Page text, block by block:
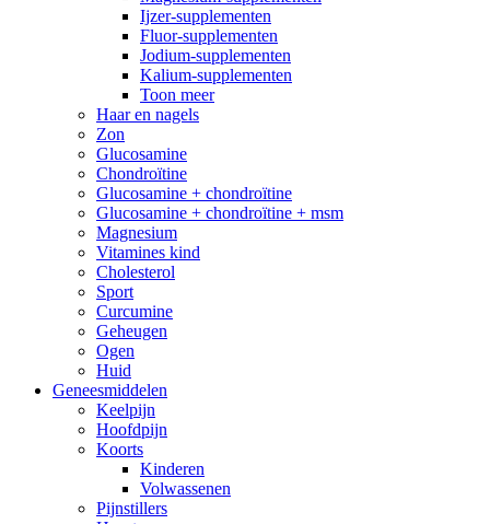
Ijzer-supplementen
Fluor-supplementen
Jodium-supplementen
Kalium-supplementen
Toon meer
Haar en nagels
Zon
Glucosamine
Chondroïtine
Glucosamine + chondroïtine
Glucosamine + chondroïtine + msm
Magnesium
Vitamines kind
Cholesterol
Sport
Curcumine
Geheugen
Ogen
Huid
Geneesmiddelen
Keelpijn
Hoofdpijn
Koorts
Kinderen
Volwassenen
Pijnstillers